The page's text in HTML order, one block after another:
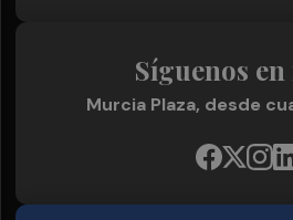
Síguenos en
Murcia Plaza, desde